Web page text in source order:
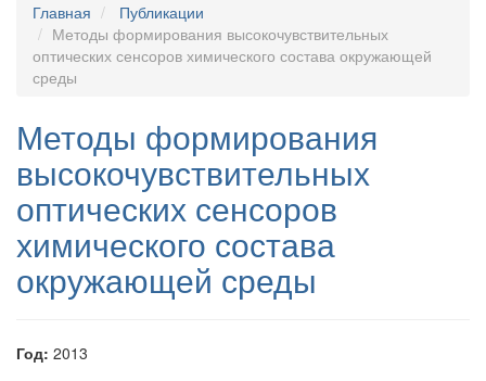
Главная
Публикации
Методы формирования высокочувствительных
оптических сенсоров химического состава окружающей
среды
Методы формирования
высокочувствительных
оптических сенсоров
химического состава
окружающей среды
Год: 2013